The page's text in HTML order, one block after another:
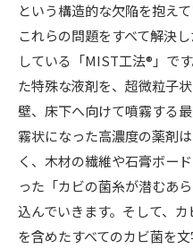
という構造的な欠陥を抱えて
これらの問題をすべて解決
している「MIST工法®」で
た特殊な液剤を、超微粒子
壁、床下へ向けて噴霧する最
霧状になった高濃度の薬剤
く、木材の繊維や石膏ボー
った「カビの菌糸が潜むあ
込んでいきます。そして、
を含めたすべてのカビ菌を